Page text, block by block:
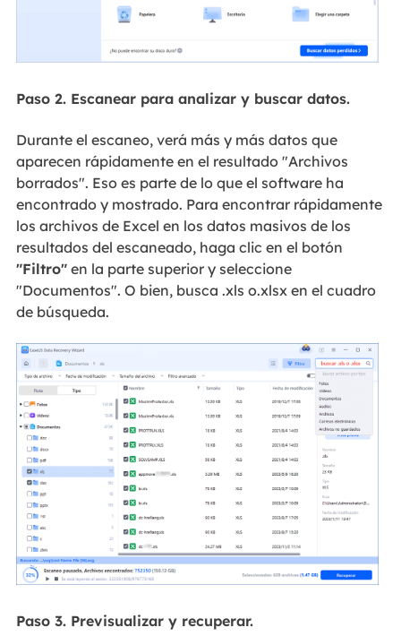
Paso 2. Escanear para analizar y buscar datos.
Durante el escaneo, verá más y más datos que
aparecen rápidamente en el resultado "Archivos
borrados". Eso es parte de lo que el software ha
encontrado y mostrado. Para encontrar rápidamente
los archivos de Excel en los datos masivos de los
resultados del escaneado, haga clic en el botón
"Filtro"en la parte superior y seleccione
"Documentos". O bien, busca .xls o.xlsx en el cuadro
de búsqueda.
Paso 3. Previsualizar y recuperar.